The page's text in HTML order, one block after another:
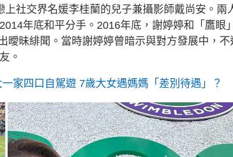
社交界名媛李桂蘭的兒子兼攝影師戴尚安。兩
年底和平分手。2016年底，謝婷婷和「鷹眼
曖昧緋聞。當時謝婷婷曾暗示與對方發展中，不
。
家四口自駕遊 7歲大女遇媽媽「差別待遇」？